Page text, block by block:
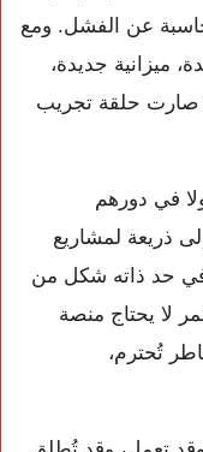
عن الفشل. ومع
ميزانية جديدة،
صارت حلقة تجريب
في دورهم
ذريعة لمشاريع
في حد ذاته شكل من
لا يحتاج منصة
تُحترم،